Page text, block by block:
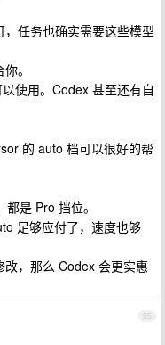
任务也确实需要这些模型
。
使用。Codex 甚至还有自
的 auto 档可以很好的帮
是 Pro 挡位。
足够应付了，速度也够
，那么 Codex 会更实惠
25